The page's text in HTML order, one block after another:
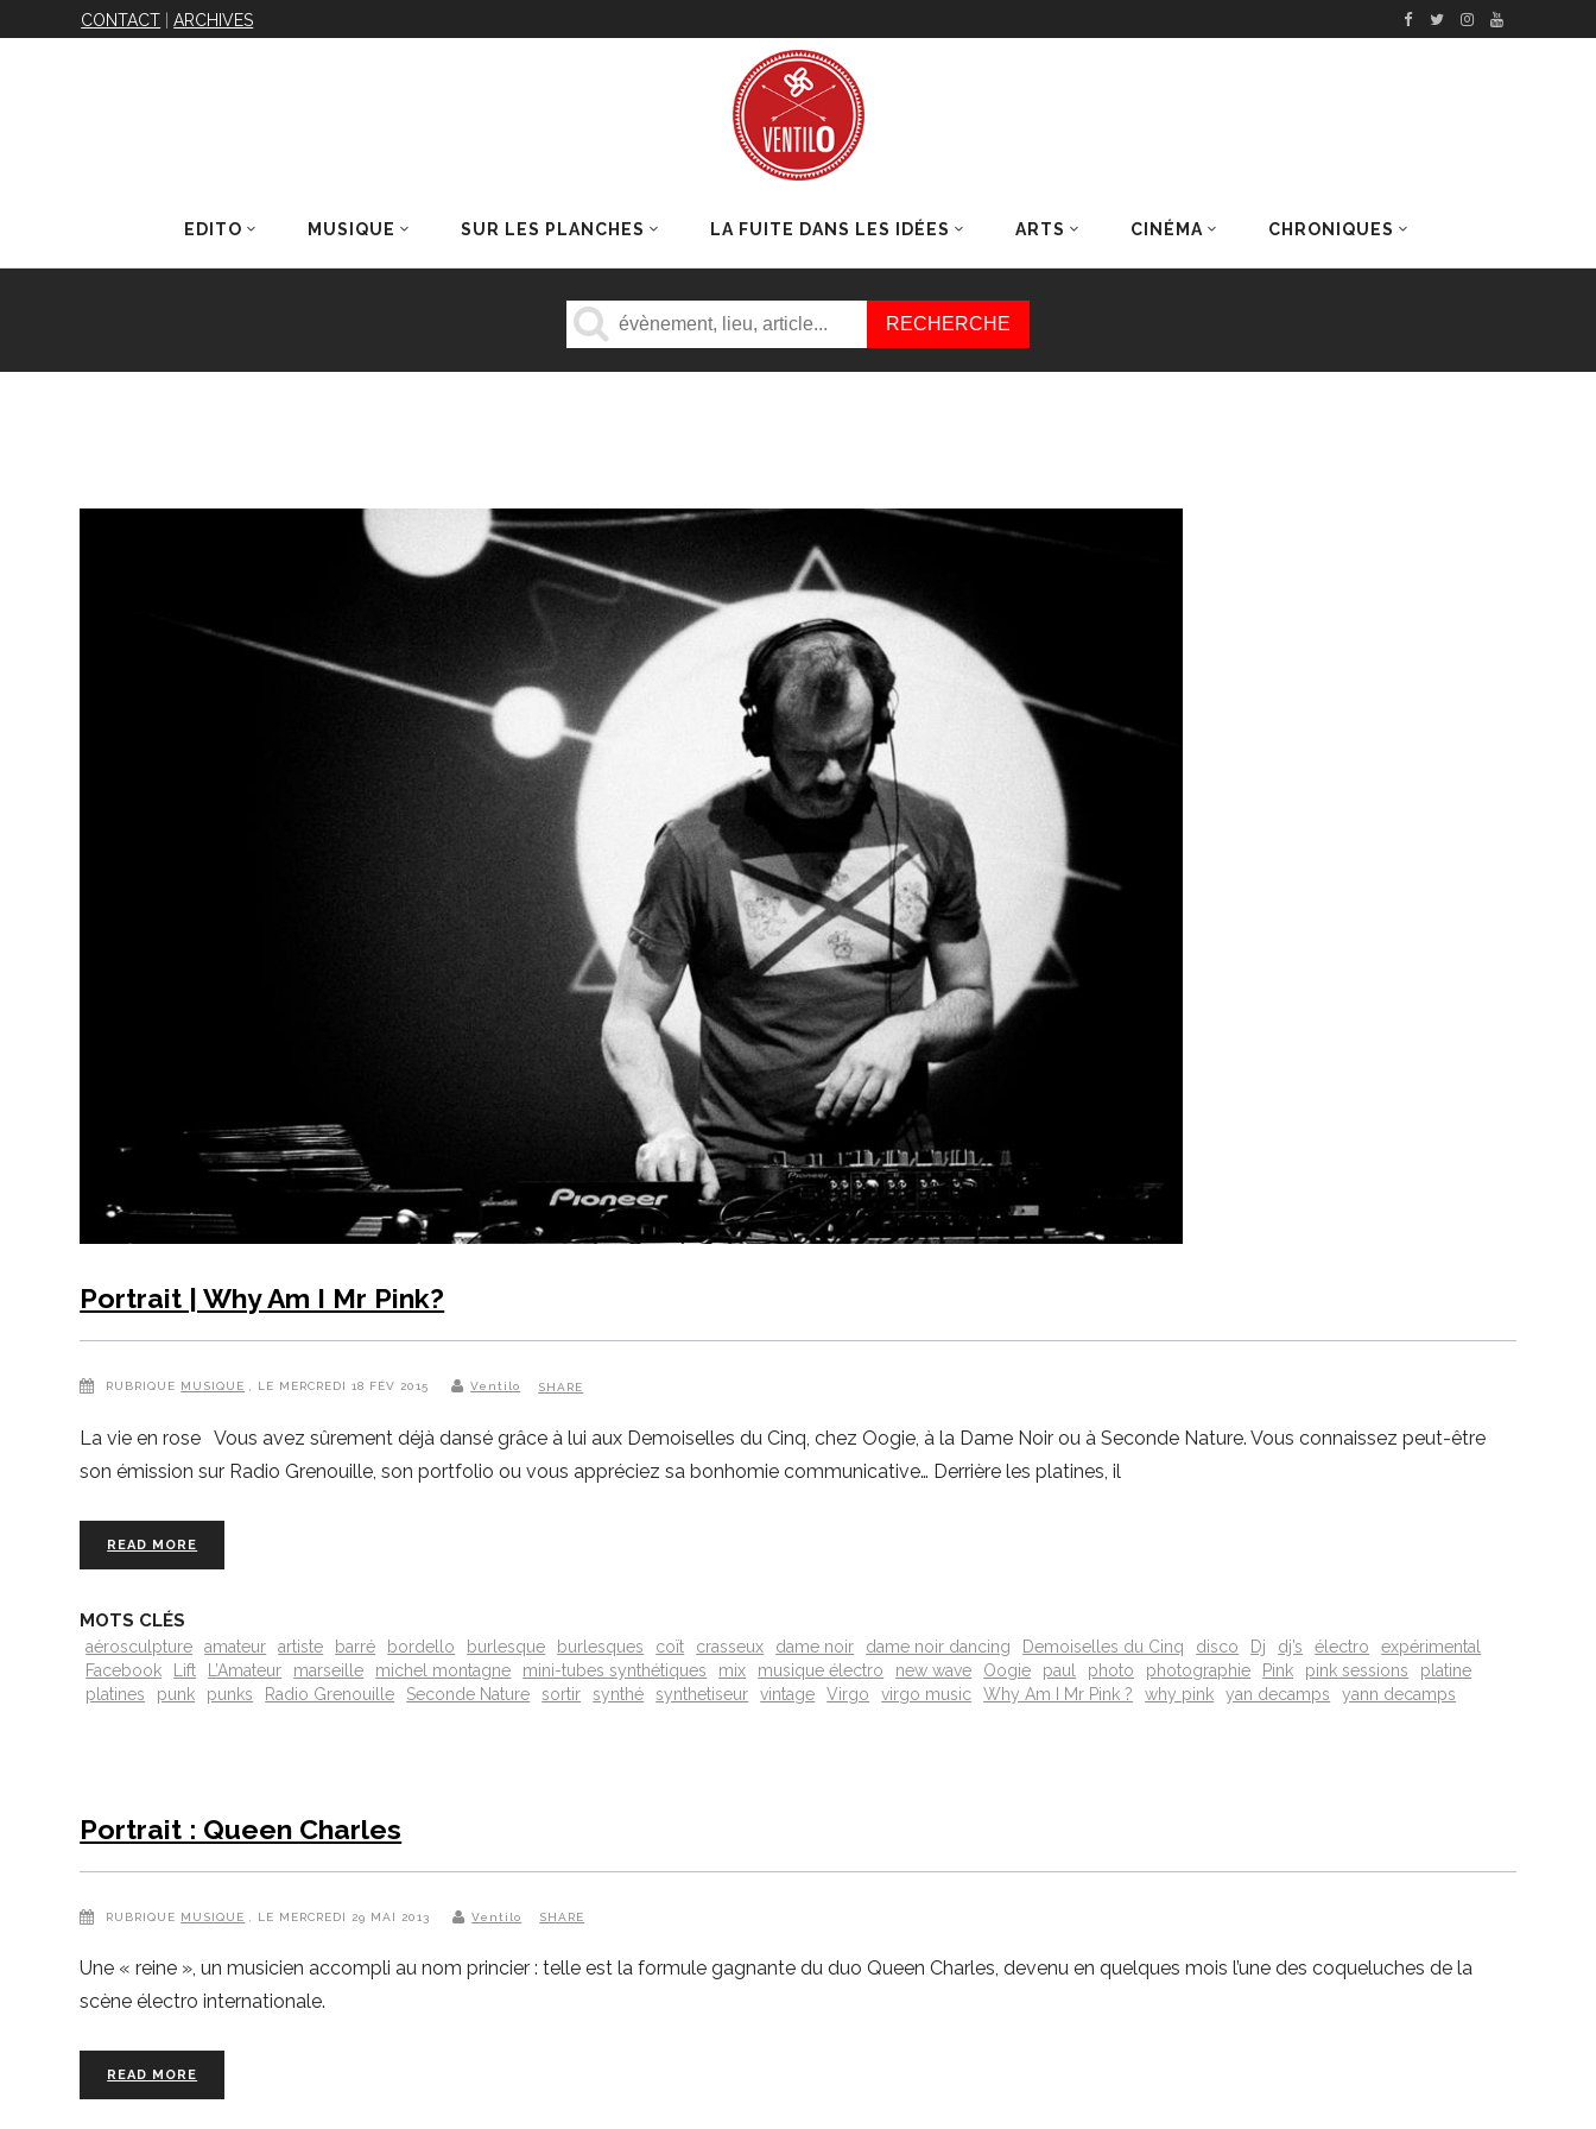
CONTACT |ARCHIVES
EDITO MUSIQUE SUR LES PLANCHES LA FUITE DANS LES IDÉES ARTS CINÉMA CHRONIQUES
DERNIERS ARTICLES
Portrait | Why Am I Mr Pink?
RUBRIQUE MUSIQUE , LE MERCREDI 18 FÉV 2015 Ventilo SHARE
La vie en rose Vous avez sûrement déjà dansé grâce à lui aux Demoiselles du Cinq, chez Oogie, à la Dame Noir ou à Seconde Nature. Vous connaissez peut-être
son émission sur Radio Grenouille, son portfolio ou vous appréciez sa bonhomie communicative… Derrière les platines, il
READ MORE
MOTS CLÉS
aérosculpture amateur artiste barré bordello burlesque burlesques coït crasseux dame noir dame noir dancing Demoiselles du Cinq disco Dj dj’s électro
expérimental
Facebook
Lift L’Amateur marseille michel montagne mini-tubes synthétiques mix musique électro new wave Oogie paul photo photographie Pink pink sessions
platine
platines
punk punks Radio Grenouille Seconde Nature sortir synthé synthetiseur vintage Virgo virgo music Why Am I Mr Pink ? why pink yan decamps yann decamps
Portrait : Queen Charles
RUBRIQUE MUSIQUE , LE MERCREDI 29 MAI 2013 Ventilo SHARE
Une « reine », un musicien accompli au nom princier : telle est la formule gagnante du duo Queen Charles, devenu en quelques mois l’une des coqueluches de la
scène électro internationale.
READ MORE